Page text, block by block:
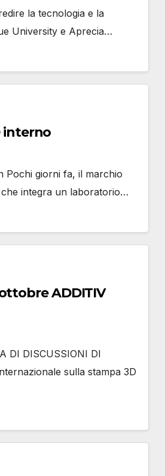
la tecnologia e la
University e Aprecia…
interno
Pochi giorni fa, il marchio
integra un laboratorio…
ADDITIV
DI DISCUSSIONI DI
sulla stampa 3D